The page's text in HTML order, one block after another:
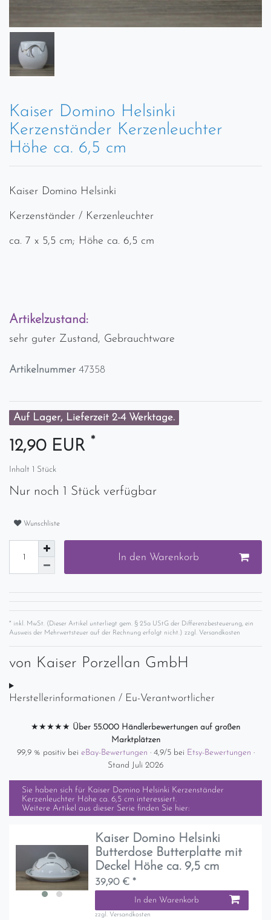
Kaiser Domino Helsinki
Kerzenständer Kerzenleuchter
Höhe ca. 6,5 cm
Kaiser Domino Helsinki
Kerzenständer / Kerzenleuchter
ca. 7 x 5,5 cm; Höhe ca. 6,5 cm
Artikelzustand:
sehr guter Zustand, Gebrauchtware
Artikelnummer 47358
Auf Lager, Lieferzeit 2-4 Werktage.
12,90 EUR *
Inhalt 1 Stück
Nur noch 1 Stück verfügbar
Wunschliste
In den Warenkorb
* inkl. MwSt. (Dieser Artikel unterliegt gem. § 25a UStG der Differenzbesteuerung, ein
Ausweis der Mehrwertsteuer auf der Rechnung erfolgt nicht.) zzgl. Versandkosten
von Kaiser Porzellan GmbH
Herstellerinformationen / Eu-Verantwortlicher
★★★★★ Über 55.000 Händlerbewertungen auf großen
Marktplätzen
99,9 % positiv bei eBay-Bewertungen · 4,9/5 bei Etsy-Bewertungen ·
Stand Juli 2026
Sie haben sich für Kaiser Domino Helsinki Kerzenständer
Kerzenleuchter Höhe ca. 6,5 cm interessiert.
Weitere Artikel aus dieser Serie finden Sie hier:
Kaiser Domino Helsinki
Butterdose Butterplatte mit
Deckel Höhe ca. 9,5 cm
39,90 € *
In den Warenkorb
zzgl. Versandkosten